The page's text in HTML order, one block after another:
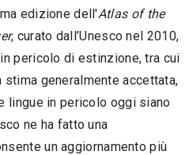
edizione dell'Atlas of the
, curato dall’Unesco nel 2010,
pericolo di estinzione, tra cui
generalmente accettata,
lingue in pericolo oggi siano
ne ha fatto una
un aggiornamento più